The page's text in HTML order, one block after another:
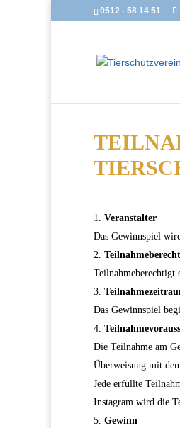
0512 - 58 14 51
Veranstalter
Das Gewinnspiel
Teilnahmeberechtigt
Das Gewinnspiel
Die Teilnahme am
Überweisung mit
Jede erfüllte
Instagram wird die
Gewinn